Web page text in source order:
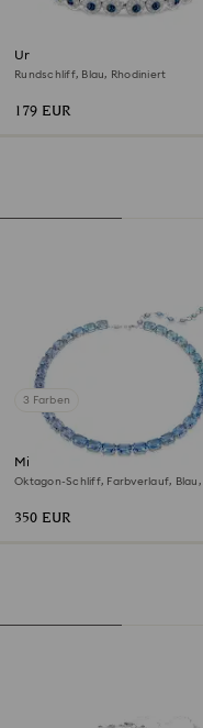
Una Angelic Armband
Rundschliff, Blau, Rhodiniert
179 EUR
3 Farben
Millenia Halskette
Oktagon-Schliff, Farbverlauf, Blau,
350 EUR